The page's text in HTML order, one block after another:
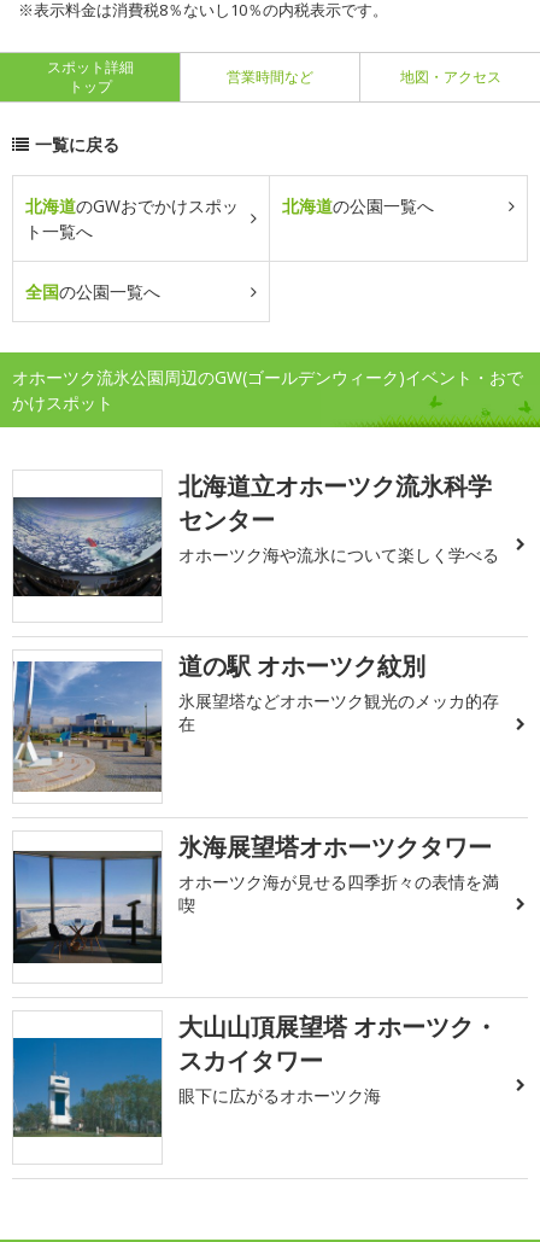
※表示料金は消費税8％ないし10％の内税表示です。
スポット詳細
トップ
営業時間など 地図・アクセス
一覧に戻る
北海道のGWおでかけスポッ
ト一覧へ
北海道の公園一覧へ
全国の公園一覧へ
オホーツク流氷公園周辺のGW(ゴールデンウィーク)イベント・おで
かけスポット
北海道立オホーツク流氷科学
センター
オホーツク海や流氷について楽しく学べる
道の駅 オホーツク紋別
氷展望塔などオホーツク観光のメッカ的存
在
氷海展望塔オホーツクタワー
オホーツク海が見せる四季折々の表情を満
喫
大山山頂展望塔 オホーツク・
スカイタワー
眼下に広がるオホーツク海